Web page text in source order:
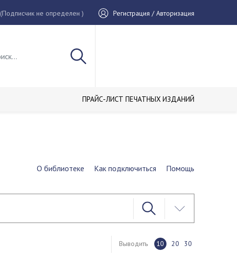
(Подписчик не определен ) Регистрация / Авторизация
ПРАЙС-ЛИСТ ПЕЧАТНЫХ ИЗДАНИЙ
О библиотеке Как подключиться Помощь
Выводить 10 20 30